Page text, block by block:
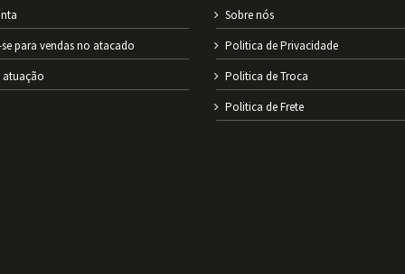
para vendas no atacado
atuação
Sobre nós
Politica de Privacidade
Politica de Troca
Politica de Frete